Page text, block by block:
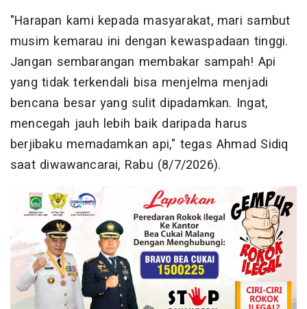
​"Harapan kami kepada masyarakat, mari sambut
musim kemarau ini dengan kewaspadaan tinggi.
Jangan sembarangan membakar sampah! Api
yang tidak terkendali bisa menjelma menjadi
bencana besar yang sulit dipadamkan. Ingat,
mencegah jauh lebih baik daripada harus
berjibaku memadamkan api," tegas Ahmad Sidiq
saat diwawancarai, Rabu (8/7/2026).